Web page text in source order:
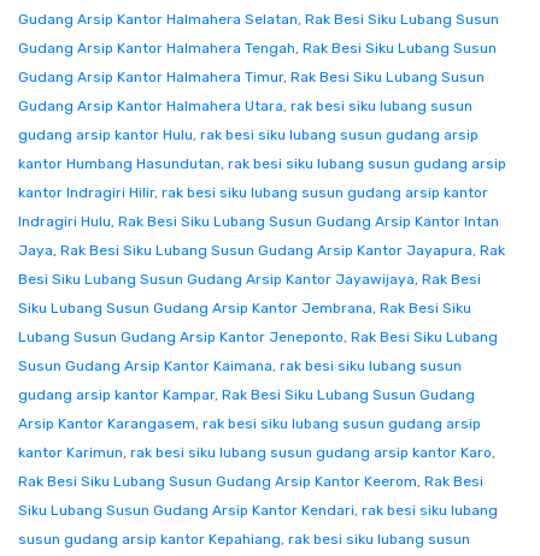
Gudang Arsip Kantor Halmahera Selatan, Rak Besi Siku Lubang Susun
Gudang Arsip Kantor Halmahera Tengah, Rak Besi Siku Lubang Susun
Gudang Arsip Kantor Halmahera Timur, Rak Besi Siku Lubang Susun
Gudang Arsip Kantor Halmahera Utara, rak besi siku lubang susun
gudang arsip kantor Hulu, rak besi siku lubang susun gudang arsip
kantor Humbang Hasundutan, rak besi siku lubang susun gudang arsip
kantor Indragiri Hilir, rak besi siku lubang susun gudang arsip kantor
Indragiri Hulu, Rak Besi Siku Lubang Susun Gudang Arsip Kantor Intan
Jaya, Rak Besi Siku Lubang Susun Gudang Arsip Kantor Jayapura, Rak
Besi Siku Lubang Susun Gudang Arsip Kantor Jayawijaya, Rak Besi
Siku Lubang Susun Gudang Arsip Kantor Jembrana, Rak Besi Siku
Lubang Susun Gudang Arsip Kantor Jeneponto, Rak Besi Siku Lubang
Susun Gudang Arsip Kantor Kaimana, rak besi siku lubang susun
gudang arsip kantor Kampar, Rak Besi Siku Lubang Susun Gudang
Arsip Kantor Karangasem, rak besi siku lubang susun gudang arsip
kantor Karimun, rak besi siku lubang susun gudang arsip kantor Karo,
Rak Besi Siku Lubang Susun Gudang Arsip Kantor Keerom, Rak Besi
Siku Lubang Susun Gudang Arsip Kantor Kendari, rak besi siku lubang
susun gudang arsip kantor Kepahiang, rak besi siku lubang susun